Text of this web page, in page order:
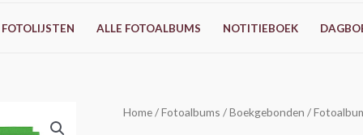
ALLE FOTOALBUMS NOTITIEBOEK
Home/Fotoalbums /Boekgebonden /
Fotoalbum